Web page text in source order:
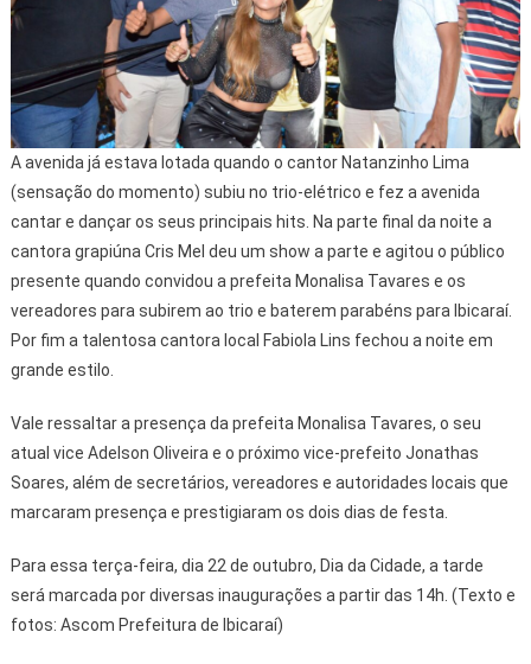
A avenida já estava lotada quando o cantor Natanzinho Lima
(sensação do momento) subiu no trio-elétrico e fez a avenida
cantar e dançar os seus principais hits. Na parte final da noite a
cantora grapiúna Cris Mel deu um show a parte e agitou o público
presente quando convidou a prefeita Monalisa Tavares e os
vereadores para subirem ao trio e baterem parabéns para Ibicaraí.
Por fim a talentosa cantora local Fabiola Lins fechou a noite em
grande estilo.
Vale ressaltar a presença da prefeita Monalisa Tavares, o seu
atual vice Adelson Oliveira e o próximo vice-prefeito Jonathas
Soares, além de secretários, vereadores e autoridades locais que
marcaram presença e prestigiaram os dois dias de festa.
Para essa terça-feira, dia 22 de outubro, Dia da Cidade, a tarde
será marcada por diversas inaugurações a partir das 14h. (Texto e
fotos: Ascom Prefeitura de Ibicaraí)